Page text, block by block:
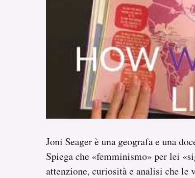
Joni Seager è una geografa e una
Spiega che «femminismo» per lei
attenzione, curiosità e analisi che